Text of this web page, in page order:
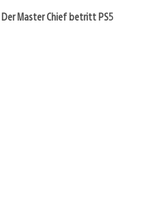
Master Chief betritt PS5